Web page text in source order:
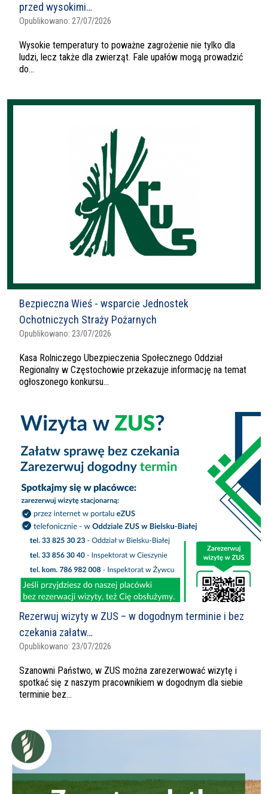
przed wysokimi…
Opublikowano: 27/07/2026
Wysokie temperatury to poważne zagrożenie nie tylko dla
ludzi, lecz także dla zwierząt. Fale upałów mogą prowadzić
do...
Bezpieczna Wieś - wsparcie Jednostek
Ochotniczych Straży Pożarnych
Opublikowano: 23/07/2026
Kasa Rolniczego Ubezpieczenia Społecznego Oddział
Regionalny w Częstochowie przekazuje informację na temat
ogłoszonego konkursu...
Rezerwuj wizyty w ZUS – w dogodnym terminie i bez
czekania załatw…
Opublikowano: 23/07/2026
Szanowni Państwo, w ZUS można zarezerwować wizytę i
spotkać się z naszym pracownikiem w dogodnym dla siebie
terminie bez...